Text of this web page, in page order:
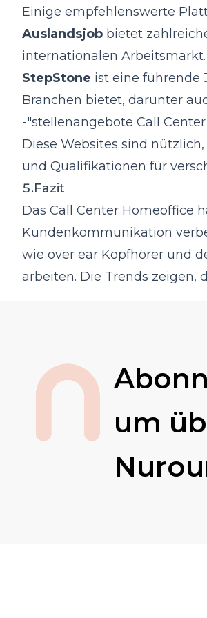
Einige empfehlenswerte
Auslandsjob bietet
internationalen Arbeitsmarkt.
StepStone ist eine führende
Branchen bietet, darunter
-"stellenangebote Call
Diese Websites sind
und Qualifikationen für
5.Fazit
Das Call Center Homeoffice
Kundenkommunikation
wie over ear Kopfhörer und
arbeiten. Die Trends zeigen,
um